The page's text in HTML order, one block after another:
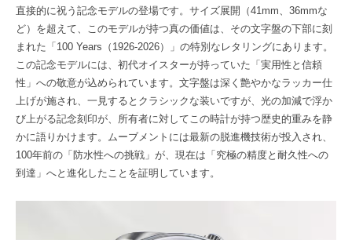
直接的に祝う記念モデルの登場です。サイズ展開（41mm、36mmな
ど）を超えて、このモデルが持つ真の価値は、その文字盤の下部に刻
まれた「100 Years（1926-2026）」の特別なレタリングにあります。
この記念モデルには、初代オイスターが持っていた「実用性と信頼
性」への敬意が込められています。文字盤は深く艶やかなラッカー仕
上げが施され、一見するとクラシックな装いですが、光の加減で浮か
び上がる記念刻印が、所有者に対してこの時計が持つ歴史的重みを静
かに語りかけます。ムーブメントには最新の脱進機技術が投入され、
100年前の「防水性への挑戦」が、現在は「究極の精度と耐久性への
到達」へと進化したことを証明しています。